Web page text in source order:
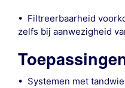
• Filtreerbaarheid
zelfs bij aanwezigheid
• Systemen met